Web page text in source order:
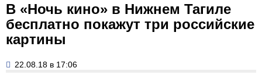
В «Ночь кино» в Нижнем Тагиле
бесплатно покажут три российские
картины
22.08.18 в 17:06